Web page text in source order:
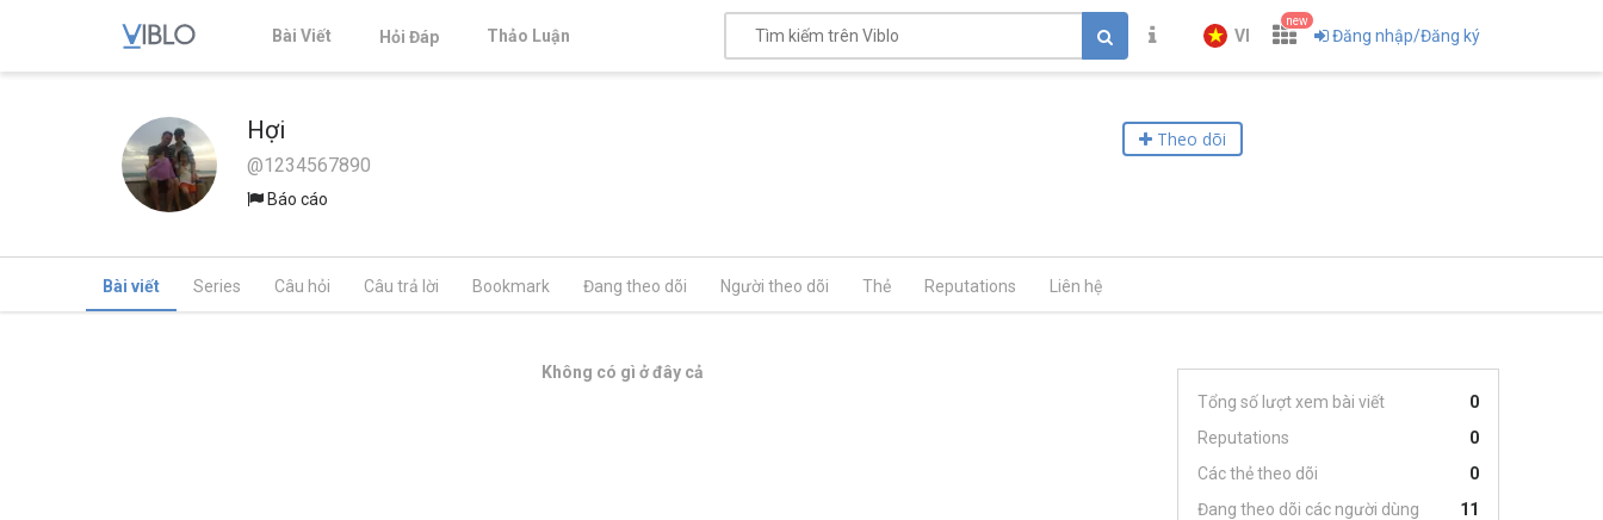
Bài Viết Hỏi Đáp Thảo Luận VI
new
Đăng nhập/Đăng ký
Hợi
@1234567890
Báo cáo
Theo dõi
Bài viết Series Câu hỏi Câu trả lời Bookmark Đang theo dõi Người theo dõi Thẻ Reputations Liên hệ
Không có gì ở đây cả
Tổng số lượt xem bài viết
0
Reputations
0
Các thẻ theo dõi
0
Đang theo dõi các người dùng
11